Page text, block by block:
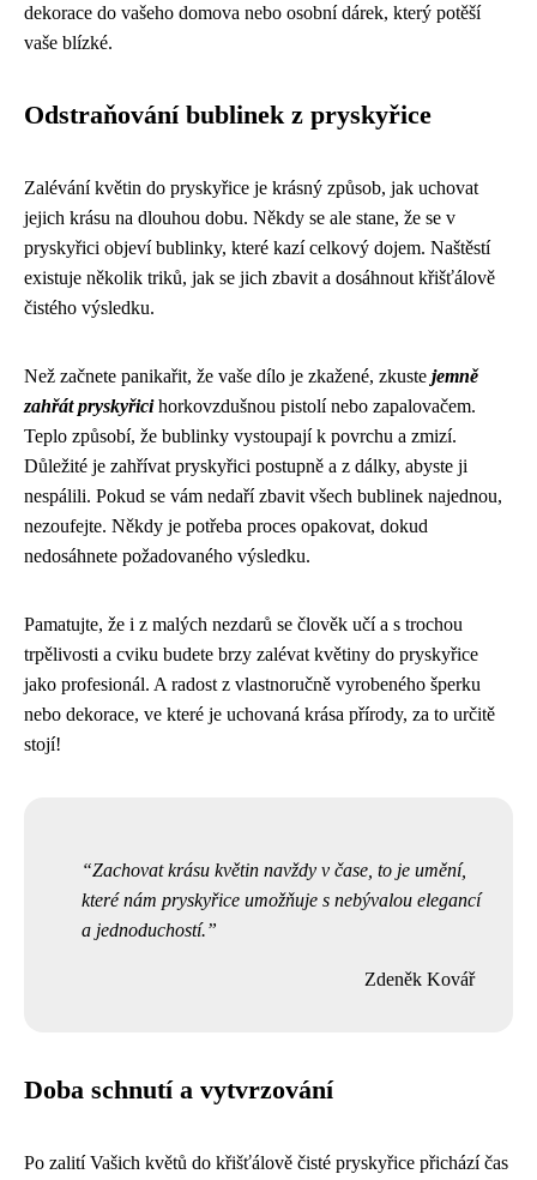
dekorace do vašeho domova nebo osobní dárek, který potěší
vaše blízké.
Odstraňování bublinek z pryskyřice
Zalévání květin do pryskyřice je krásný způsob, jak uchovat
jejich krásu na dlouhou dobu. Někdy se ale stane, že se v
pryskyřici objeví bublinky, které kazí celkový dojem. Naštěstí
existuje několik triků, jak se jich zbavit a dosáhnout křišťálově
čistého výsledku.
Než začnete panikařit, že vaše dílo je zkažené, zkuste jemně
zahřát pryskyřicihorkovzdušnou pistolí nebo zapalovačem.
Teplo způsobí, že bublinky vystoupají k povrchu a zmizí.
Důležité je zahřívat pryskyřici postupně a z dálky, abyste ji
nespálili. Pokud se vám nedaří zbavit všech bublinek najednou,
nezoufejte. Někdy je potřeba proces opakovat, dokud
nedosáhnete požadovaného výsledku.
Pamatujte, že i z malých nezdarů se člověk učí a s trochou
trpělivosti a cviku budete brzy zalévat květiny do pryskyřice
jako profesionál. A radost z vlastnoručně vyrobeného šperku
nebo dekorace, ve které je uchovaná krása přírody, za to určitě
stojí!
Zachovat krásu květin navždy v čase, to je umění,
které nám pryskyřice umožňuje s nebývalou elegancí
a jednoduchostí.
Zdeněk Kovář
Doba schnutí a vytvrzování
Po zalití Vašich květů do křišťálově čisté pryskyřice přichází čas